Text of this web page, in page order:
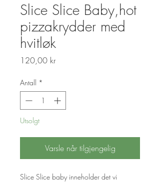
Slice Slice Baby,hot
pizzakrydder med
hvitløk
120,00 krPris
Antall *
Utsolgt
Varsle når tilgjengelig
Slice Slice baby inneholder det vi